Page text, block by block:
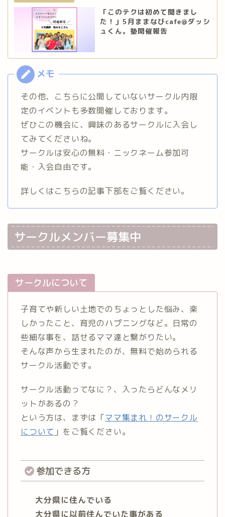
「このテクは初めて聞きまし
た！」5月ままなびcafe@ダッシ
ュくん。塾開催報告
その他、こちらに公開していないサークル内限
定のイベントも多数開催しております。
ぜひこの機会に、興味のあるサークルに入会し
てみてくださいね。
サークルは安心の無料・ニックネーム参加可
能・入会自由です。
詳しくはこちらの記事下部をご覧ください。
サークルメンバー募集中
サークルについて
子育てや新しい土地でのちょっとした悩み、楽
しかったこと、育児のハプニングなど。日常の
些細な事を、話せるママ達と繋がりたい。
そんな声から生まれたのが、無料で始められる
サークル活動です。
サークル活動ってなに？、入ったらどんなメリ
ットがあるの？
という方は、まずは「ママ集まれ！のサークル
について 」をご覧ください。
参加できる方
大分県に住んでいる
大分県に以前住んでいた事がある